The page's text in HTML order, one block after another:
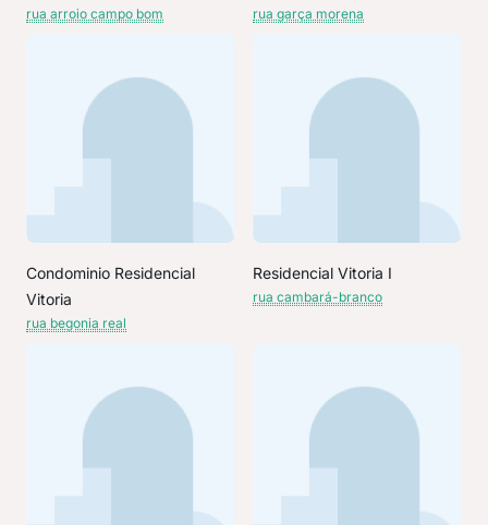
rua arroio campo bom rua garça morena
Condominio Residencial
Vitoria
rua begonia real
Residencial Vitoria I
rua cambará-branco